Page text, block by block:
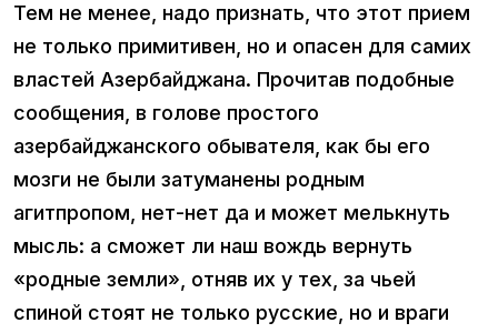
Тем не менее, надо признать, что этот прием
не только примитивен, но и опасен для самих
властей Азербайджана. Прочитав подобные
сообщения, в голове простого
азербайджанского обывателя, как бы его
мозги не были затуманены родным
агитпропом, нет-нет да и может мелькнуть
мысль: а сможет ли наш вождь вернуть
«родные земли», отняв их у тех, за чьей
спиной стоят не только русские, но и враги